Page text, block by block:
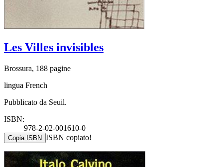
Les Villes invisibles
Brossura, 188 pagine
lingua French
Pubblicato da Seuil.
ISBN:
978-2-02-001610-0
Copia ISBN ISBN copiato!